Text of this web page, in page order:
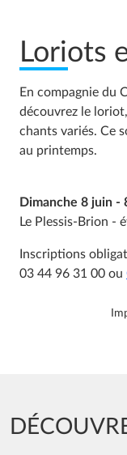
Loriots
En compagnie du
découvrez le
chants variés. Ce
au printemps.
Dimanche 8 juin -
Le Plessis-Brion -
Inscriptions
03 44 96 31 00 ou